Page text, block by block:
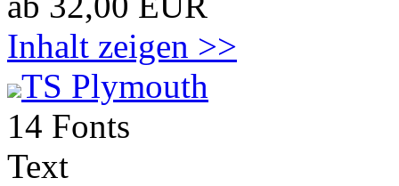
Inhalt zeigen >>
TS Plymouth
14 Fonts
Text